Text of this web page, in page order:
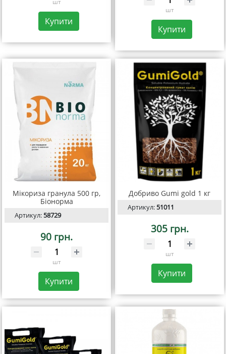
Купити
шт
Купити
Мікориза гранула 500 гр,
Біонорма
Артикул:58729
90 грн.
шт
Купити
Добриво Gumi gold 1 кг
Артикул:51011
305 грн.
шт
Купити